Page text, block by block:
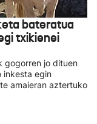
bateratua
txikienei
gogorren jo dituen
inkesta egin
amaieran aztertuko